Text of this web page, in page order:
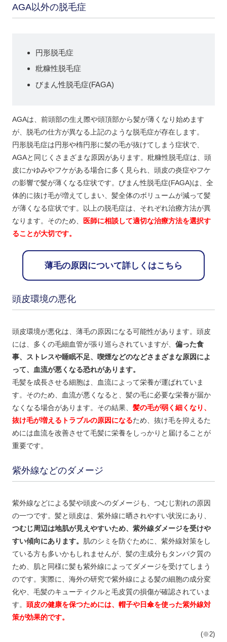
AGA以外の脱毛症
円形脱毛症
粃糠性脱毛症
びまん性脱毛症(FAGA)
AGAは、前頭部の生え際や頭頂部から髪が薄くなり始めます
が、脱毛の仕方が異なる上記のような脱毛症が存在します。
円形脱毛症は円形や楕円形に髪の毛が抜けてしまう症状で、
AGAと同じくさまざまな原因があります。粃糠性脱毛症は、頭
皮にかゆみやフケがある場合に多く見られ、頭皮の炎症やフケ
の影響で髪が薄くなる症状です。びまん性脱毛症(FAGA)は、全
体的に抜け毛が増えてしまい、髪全体のボリュームが減って髪
が薄くなる症状です。以上の脱毛症は、それぞれ治療方法が異
なります。そのため、
医師に相談して適切な治療方法を選択す
ることが大切です。
薄毛の原因について詳しくはこちら
頭皮環境の悪化
頭皮環境が悪化は、薄毛の原因になる可能性があります。頭皮
には、多くの毛細血管が張り巡らされていますが、 偏った食
事、ストレスや睡眠不足、喫煙などのなどさまざまな原因によ
って、血流が悪くなる恐れがあります。
毛髪を成長させる細胞は、血流によって栄養が運ばれていま
す。そのため、血流が悪くなると、髪の毛に必要な栄養が届か
なくなる場合があります。その結果、 髪の毛が弱く細くなり、
抜け毛が増えるトラブルの原因になるため、抜け毛を抑えるた
めには血流を改善させて毛髪に栄養をしっかりと届けることが
重要です。
紫外線などのダメージ
紫外線などによる髪や頭皮へのダメージも、つむじ割れの原因
の一つです。髪と頭皮は、紫外線に晒されやすい状況にあり、
つむじ周辺は地肌が見えやすいため、紫外線ダメージを受けや
すい傾向にあります。
肌のシミを防ぐために、紫外線対策をし
ている方も多いかもしれませんが、髪の主成分もタンパク質の
ため、肌と同様に髪も紫外線によってダメージを受けてしまう
のです。実際に、海外の研究で紫外線による髪の細胞の成分変
化や、毛髪のキューティクルと毛皮質の損傷が確認されていま
す。 頭皮の健康を保つためには、帽子や日傘を使った紫外線対
策が効果的です。
(※2)